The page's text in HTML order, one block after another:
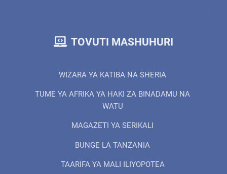
TOVUTI MASHUHURI
WIZARA YA KATIBA NA SHERIA
TUME YA AFRIKA YA HAKI ZA BINADAMU NA
WATU
MAGAZETI YA SERIKALI
BUNGE LA TANZANIA
TAARIFA YA MALI ILIYOPOTEA